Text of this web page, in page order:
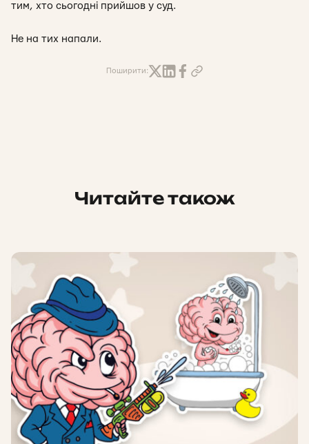
тим, хто сьогодні прийшов у суд.
Не на тих напали.
Поширити:
Читайте також